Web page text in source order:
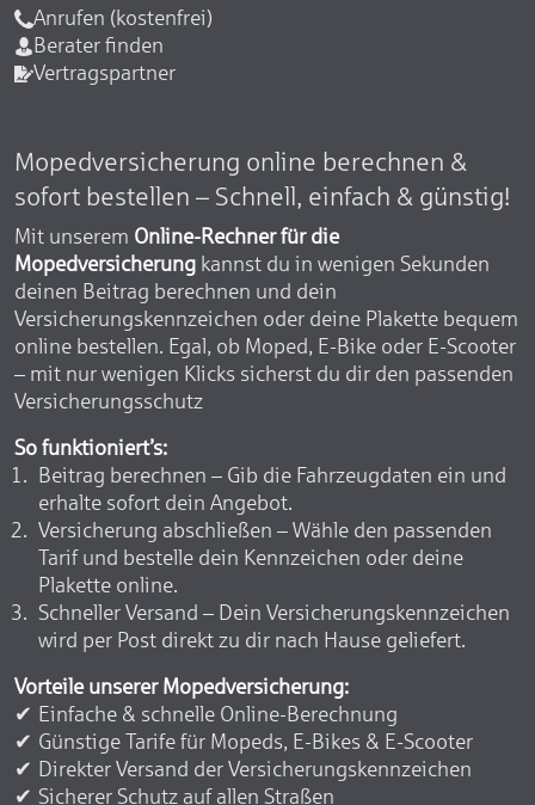
Anrufen (kostenfrei)
Berater finden
Vertragspartner
Mopedversicherung online berechnen &
sofort bestellen – Schnell, einfach & günstig!
Mit unserem Online-Rechner für die
Mopedversicherung kannst du in wenigen Sekunden
deinen Beitrag berechnen und dein
Versicherungskennzeichen oder deine Plakette bequem
online bestellen. Egal, ob Moped, E-Bike oder E-Scooter
– mit nur wenigen Klicks sicherst du dir den passenden
Versicherungsschutz
So funktioniert’s:
Beitrag berechnen – Gib die Fahrzeugdaten ein und
erhalte sofort dein Angebot.
Versicherung abschließen – Wähle den passenden
Tarif und bestelle dein Kennzeichen oder deine
Plakette online.
Schneller Versand – Dein Versicherungskennzeichen
wird per Post direkt zu dir nach Hause geliefert.
Vorteile unserer Mopedversicherung:
Einfache & schnelle Online-Berechnung
Günstige Tarife für Mopeds, E-Bikes & E-Scooter
Direkter Versand der Versicherungskennzeichen
Sicherer Schutz auf allen Straßen